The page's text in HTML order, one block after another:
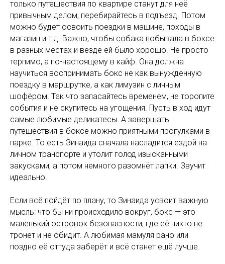
только путешествия по квартире станут для неё
привычным делом, перебирайтесь в подъезд. Потом
можно будет освоить поездки в машине, походы в
магазин и т.д. Важно, чтобы собака побывала в боксе
в разных местах и везде ей было хорошо. Не просто
терпимо, а по-настоящему в кайф. Она должна
научиться воспринимать бокс не как вынужденную
поездку в маршрутке, а как лимузин с личным
шофёром. Так что запасайтесь временем, не торопите
события и не скупитесь на угощения. Пусть в ход идут
самые любимые деликатесы. А завершать
путешествия в боксе можно приятными прогулками в
парке. То есть Зинаида сначала насладится ездой на
личном транспорте и утолит голод изысканными
закусками, а потом немного разомнёт лапки. Звучит
идеально.
Если всё пойдёт по плану, то Зинаида усвоит важную
мысль: что бы ни происходило вокруг, бокс — это
маленький островок безопасности, где её никто не
тронет и не обидит. А любимая мамуля рано или
поздно её оттуда заберёт и всё станет ещё лучше.